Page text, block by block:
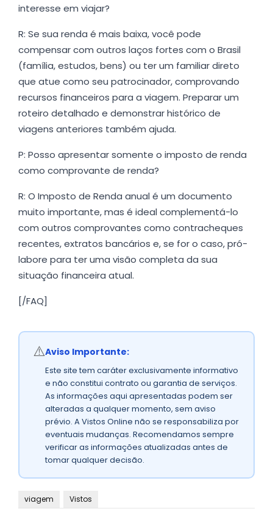
interesse em viajar?
R: Se sua renda é mais baixa, você pode
compensar com outros laços fortes com o Brasil
(família, estudos, bens) ou ter um familiar direto
que atue como seu patrocinador, comprovando
recursos financeiros para a viagem. Preparar um
roteiro detalhado e demonstrar histórico de
viagens anteriores também ajuda.
P: Posso apresentar somente o imposto de renda
como comprovante de renda?
R: O Imposto de Renda anual é um documento
muito importante, mas é ideal complementá-lo
com outros comprovantes como contracheques
recentes, extratos bancários e, se for o caso, pró-
labore para ter uma visão completa da sua
situação financeira atual.
[/FAQ]
⚠️Aviso Importante:
Este site tem caráter exclusivamente informativo
e não constitui contrato ou garantia de serviços.
As informações aqui apresentadas podem ser
alteradas a qualquer momento, sem aviso
prévio. A Vistos Online não se responsabiliza por
eventuais mudanças. Recomendamos sempre
verificar as informações atualizadas antes de
tomar qualquer decisão.
viagem Vistos